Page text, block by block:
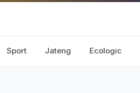
Sport Jateng Ecologic